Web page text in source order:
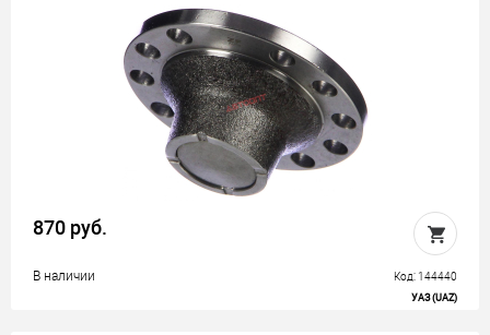
870 руб.
В наличии Код: 144440
УАЗ (UAZ)